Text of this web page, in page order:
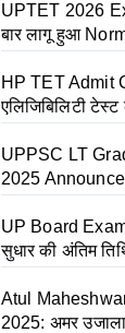
UPTET 2026
बार लागू हुआ
क्या होगा फायदा
HP TET Admit
एलिजिबिलिटी
UPPSC LT
2025 Announced
जानिए पूरा टाइम
UP Board
सुधार की अंतिम
Atul
2025: अमर